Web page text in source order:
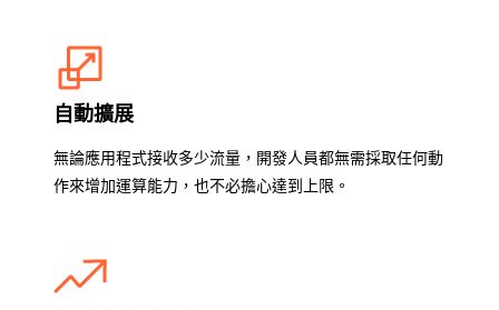
自動擴展
無論應用程式接收多少流量，開發人員都無需採取任何動
作來增加運算能力，也不必擔心達到上限。